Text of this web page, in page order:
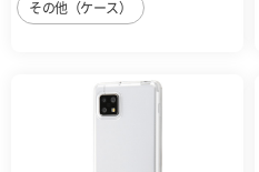
その他（ケース）